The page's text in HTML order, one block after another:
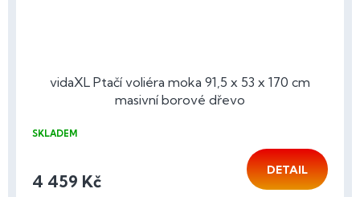
vidaXL Ptačí voliéra moka 91,5 x 53 x 170 cm
masivní borové dřevo
SKLADEM
4 459 Kč
DETAIL